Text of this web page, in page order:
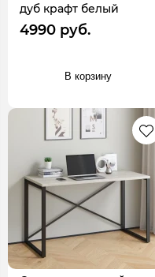
дуб крафт белый
4990 руб.
В корзину